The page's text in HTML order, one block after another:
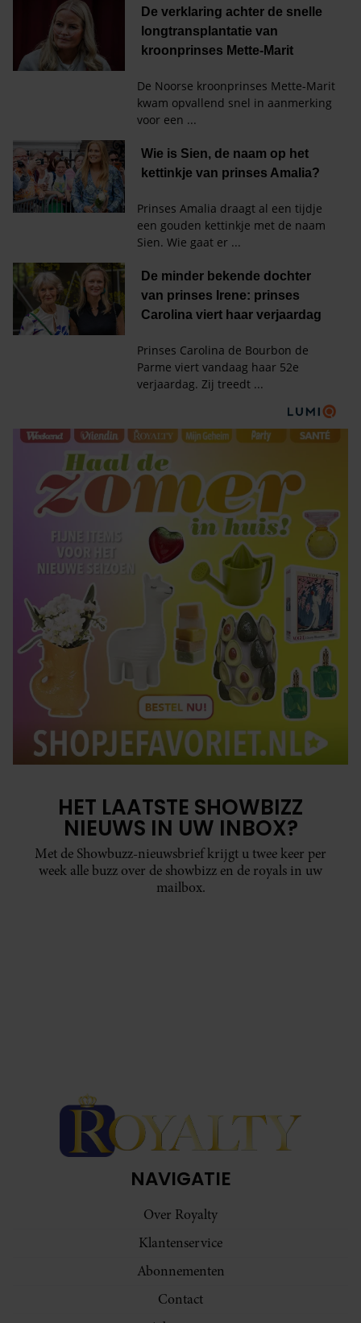
HET LAATSTE SHOWBIZZ
NIEUWS IN UW INBOX?
Met de Showbuzz-nieuwsbrief krijgt u twee keer per
week alle buzz over de showbizz en de royals in uw
mailbox.
NAVIGATIE
Over Royalty
Klantenservice
Abonnementen
Contact